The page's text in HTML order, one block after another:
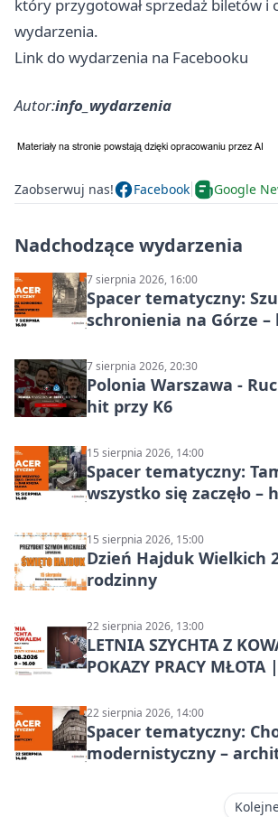
który przygotował sprzedaż biletów i
wydarzenia.
Link do wydarzenia na Facebooku
Autor:info_wydarzenia
Zaobserwuj nas! Facebook Google
Nadchodzące wydarzenia
7 sierpnia 2026, 16:00
Spacer tematyczny:
schronienia na Górze
7 sierpnia 2026, 20:30
Polonia Warszawa -
hit przy K6
15 sierpnia 2026, 14:00
Spacer tematyczny:
wszystko się zaczęło –
15 sierpnia 2026, 15:00
Dzień Hajduk Wielkich
rodzinny
22 sierpnia 2026, 13:00
LETNIA SZYCHTA Z
POKAZY PRACY MŁOTA
22 sierpnia 2026, 14:00
Spacer tematyczny:
modernistyczny –